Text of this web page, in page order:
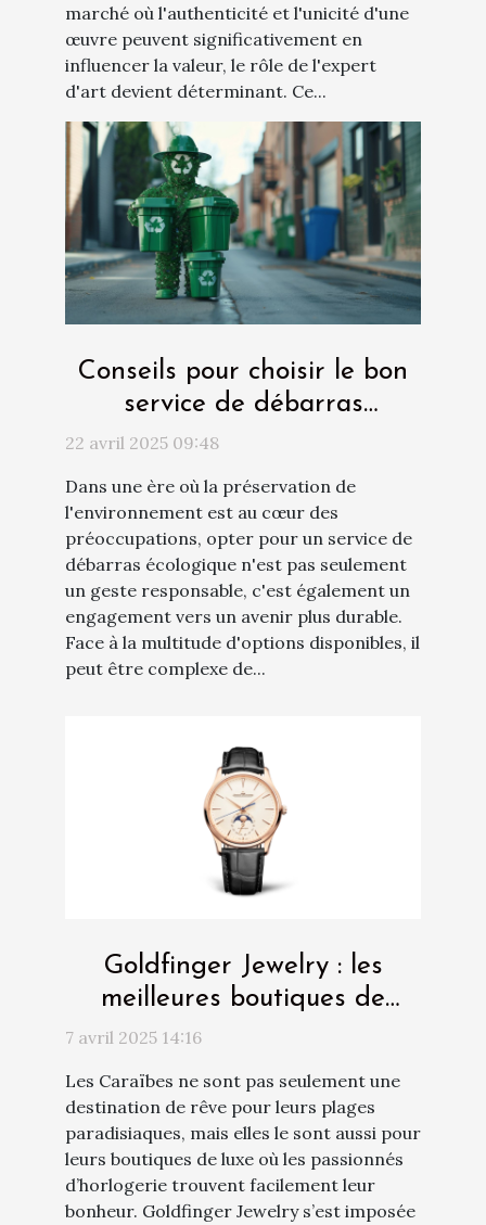
marché où l'authenticité et l'unicité d'une
œuvre peuvent significativement en
influencer la valeur, le rôle de l'expert
d'art devient déterminant. Ce...
Conseils pour choisir le bon
service de débarras
écologique et efficace
22 avril 2025 09:48
Dans une ère où la préservation de
l'environnement est au cœur des
préoccupations, opter pour un service de
débarras écologique n'est pas seulement
un geste responsable, c'est également un
engagement vers un avenir plus durable.
Face à la multitude d'options disponibles, il
peut être complexe de...
Goldfinger Jewelry : les
meilleures boutiques de
montres de luxe des
7 avril 2025 14:16
Les Caraïbes ne sont pas seulement une
destination de rêve pour leurs plages
paradisiaques, mais elles le sont aussi pour
leurs boutiques de luxe où les passionnés
d’horlogerie trouvent facilement leur
bonheur. Goldfinger Jewelry s’est imposée